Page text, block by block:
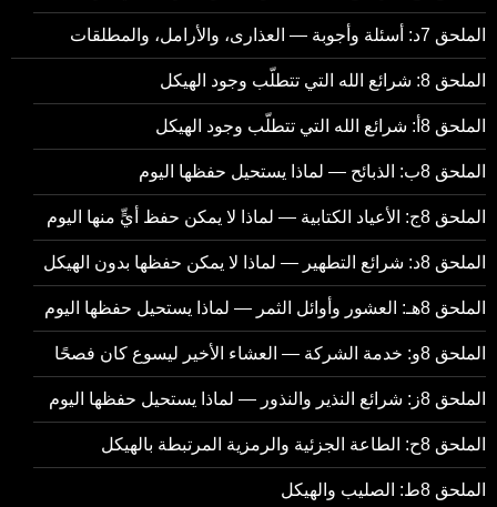
الملحق 7د: أسئلة وأجوبة — العذارى، والأرامل، والمطلقات
الملحق 8: شرائع الله التي تتطلّب وجود الهيكل
الملحق 8أ: شرائع الله التي تتطلّب وجود الهيكل
الملحق 8ب: الذبائح — لماذا يستحيل حفظها اليوم
الملحق 8ج: الأعياد الكتابية — لماذا لا يمكن حفظ أيٍّ منها اليوم
الملحق 8د: شرائع التطهير — لماذا لا يمكن حفظها بدون الهيكل
الملحق 8هـ: العشور وأوائل الثمر — لماذا يستحيل حفظها اليوم
الملحق 8و: خدمة الشركة — العشاء الأخير ليسوع كان فصحًا
الملحق 8ز: شرائع النذير والنذور — لماذا يستحيل حفظها اليوم
الملحق 8ح: الطاعة الجزئية والرمزية المرتبطة بالهيكل
الملحق 8ط: الصليب والهيكل